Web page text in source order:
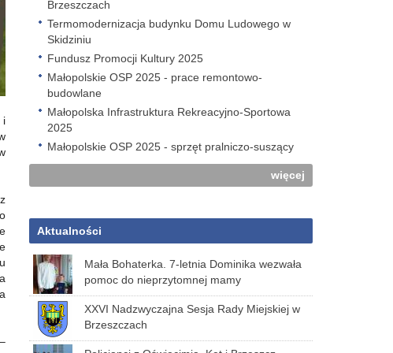
i
Brzeszczach
Termomodernizacja budynku Domu Ludowego w
Skidziniu
Fundusz Promocji Kultury 2025
Małopolskie OSP 2025 - prace remontowo-
budowlane
Małopolska Infrastruktura Rekreacyjno-Sportowa
2025
Małopolskie OSP 2025 - sprzęt pralniczo-suszący
więcej
Aktualności
Mała Bohaterka. 7-letnia Dominika wezwała
pomoc do nieprzytomnej mamy
XXVI Nadzwyczajna Sesja Rady Miejskiej w
Brzeszczach